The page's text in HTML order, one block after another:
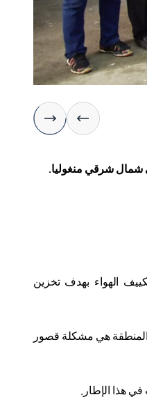
شمال شرقي منغوليا.
للتهوية وتكييف الهواء بهدف تخزين
المنطقة هي مشكلة قصور
هذا الإطار